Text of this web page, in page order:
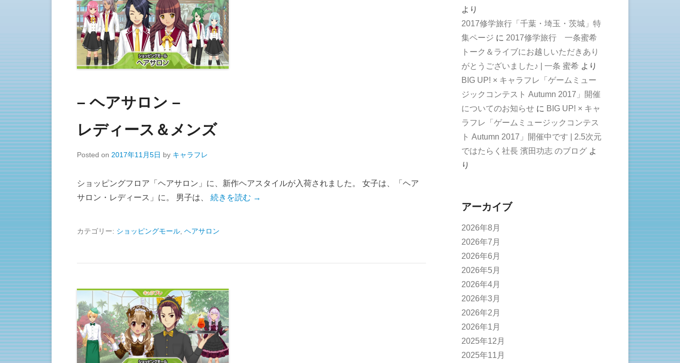
– ヘアサロン –
レディース＆メンズ
Posted on 2017年11月5日 by キャラフレ
ショッピングフロア「ヘアサロン」に、新作ヘアスタイルが入荷されました。 女子は、「ヘア
サロン・レディース」に。 男子は、 続きを読む →
カテゴリー: ショッピングモール ヘアサロン
より
2017修学旅行「千葉・埼玉・茨城」特
集ページ に 2017修学旅行 一条蜜希
トーク＆ライブにお越しいただきあり
がとうございました♪ | 一条 蜜希 より
BIG UP! × キャラフレ「ゲームミュー
ジックコンテスト Autumn 2017」開催
についてのお知らせ に BIG UP! × キャ
ラフレ「ゲームミュージックコンテス
ト Autumn 2017」開催中です | 2.5次元
ではたらく社長 濱田功志 のブログ よ
り
アーカイブ
2026年8月
2026年7月
2026年6月
2026年5月
2026年4月
2026年3月
2026年2月
2026年1月
2025年12月
2025年11月